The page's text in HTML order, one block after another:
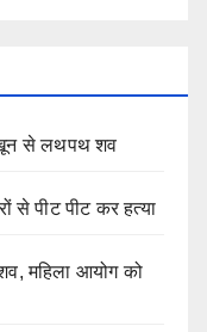
खून से लथपथ शव
से पीट पीट कर हत्या
महिला आयोग को